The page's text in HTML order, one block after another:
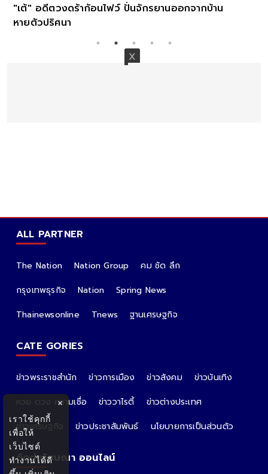
"เต้" อดีตวงดร้าก้อนไฟว์ ปั่นจักรยานออกจากบ้าน
หายตัวปริศนา
ALL PARTNER
The Nation Nation Group
คม ชัด ลึก
กรุงเทพธุรกิจ
Nation
Spring News
Thainewsonline
Tnews ฐานเศรษฐกิจ
CATE GORIES
ข่าวพระราชสำนัก ข่าวการเมือง ข่าวสังคม
ข่าวบันเทิง
หวย ดวง ความเชื่อ
ข่าววาไรตี้
ข่าวต่างประเทศ
ข่าวเศรษฐกิจ
ข่าวประชาสัมพันธ์ นโยบายการเป็นส่วนตัว
ติดต่อโฆษณา ออนไลน์
×
เราใช้คุกกี้
เพื่อให้
เว็บไซต์
ทำงานได้ดี